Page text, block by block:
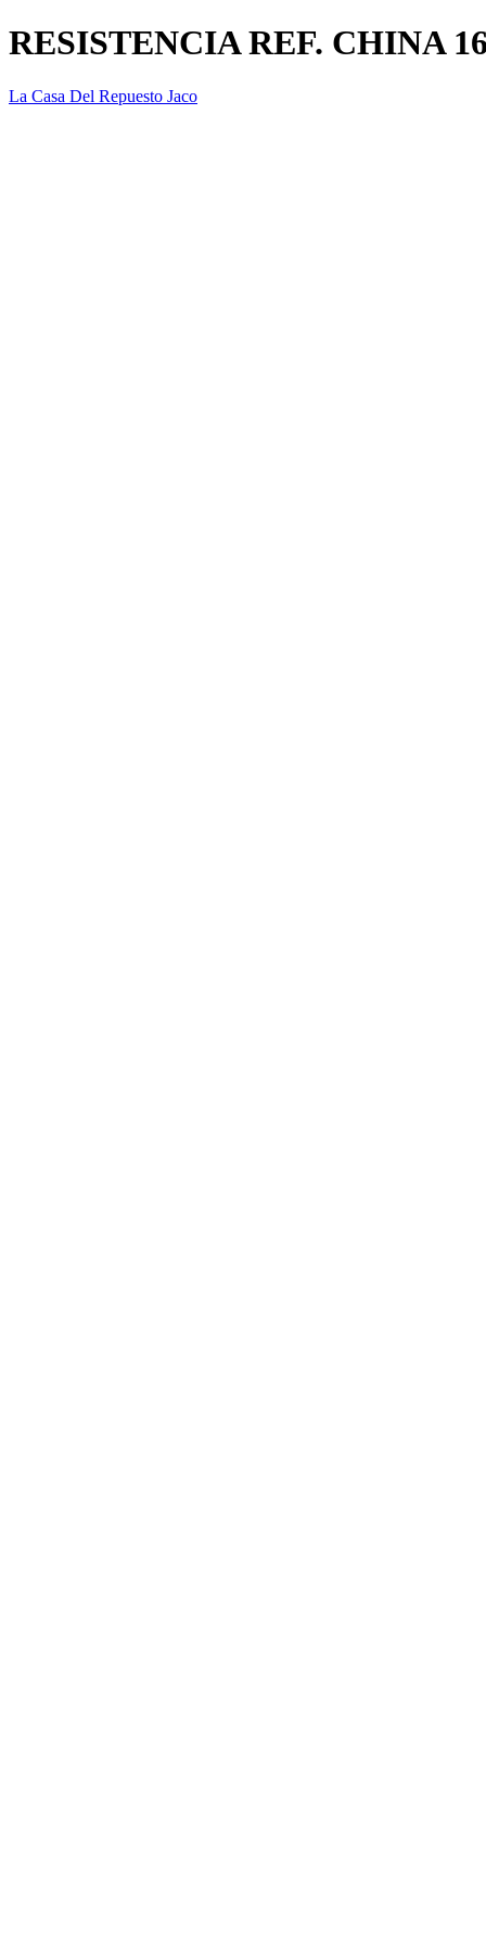
RESISTENCIA REF. CHINA
La Casa Del Repuesto Jaco